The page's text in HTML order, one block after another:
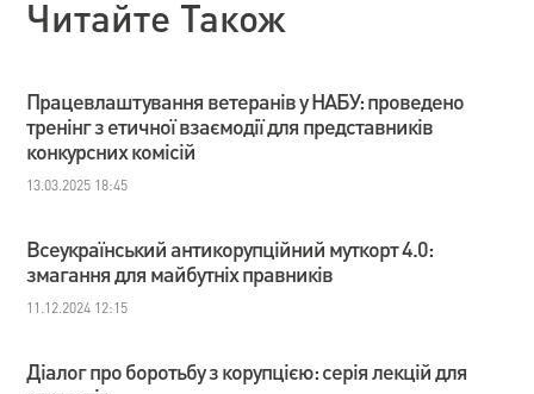
Читайте Також
Працевлаштування ветеранів у НАБУ: проведено
тренінг з етичної взаємодії для представників
конкурсних комісій
13.03.2025 18:45
Всеукраїнський антикорупційний муткорт 4.0:
змагання для майбутніх правників
11.12.2024 12:15
Діалог про боротьбу з корупцією: серія лекцій для